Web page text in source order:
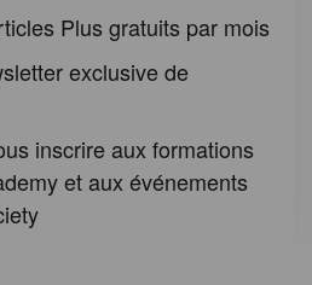
Plus gratuits par mois
exclusive de
inscrire aux formations
et aux événements